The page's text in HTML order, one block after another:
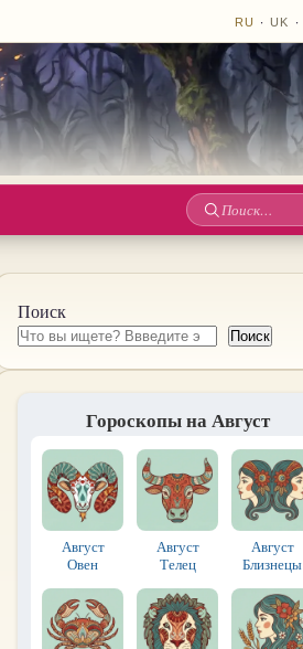
RU · UK ·
Поиск
Поиск
Поиск
Гороскопы на Август
Август
Овен
Август
Телец
Август
Близнецы